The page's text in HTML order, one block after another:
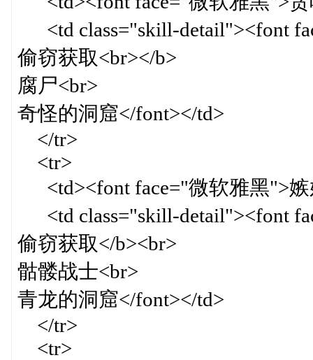
<td class="skill-detail"><font
偷窃获取<br></b>
腐尸<br>
奇怪的洞窟</font></td>
</tr>
<tr>
<td><font face="微软雅黑">嫉
<td class="skill-detail"><font
偷窃获取</b><br>
骷髅战士<br>
青龙的洞窟</font></td>
</tr>
<tr>